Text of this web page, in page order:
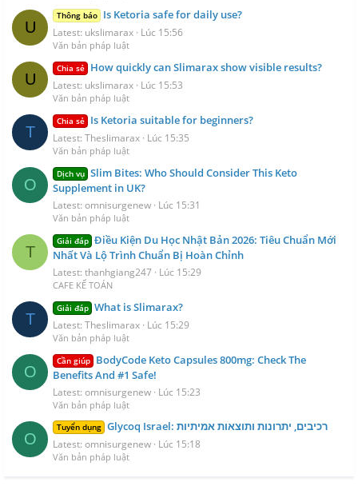
U
Thông báo Is Ketoria safe for daily use?
Latest: ukslimarax Lúc 15:56
Văn bản pháp luật
U
Chia sẻ How quickly can Slimarax show visible results?
Latest: ukslimarax Lúc 15:53
Văn bản pháp luật
T
Chia sẻ Is Ketoria suitable for beginners?
Latest: Theslimarax Lúc 15:35
Văn bản pháp luật
O
Dịch vụ Slim Bites: Who Should Consider This Keto
Supplement in UK?
Latest: omnisurgenew Lúc 15:31
Văn bản pháp luật
T
Giải đáp Điều Kiện Du Học Nhật Bản 2026: Tiêu Chuẩn Mới
Nhất Và Lộ Trình Chuẩn Bị Hoàn Chỉnh
Latest: thanhgiang247 Lúc 15:29
CAFE KẾ TOÁN
T
Giải đáp What is Slimarax?
Latest: Theslimarax Lúc 15:29
Văn bản pháp luật
O
Cần giúp BodyCode Keto Capsules 800mg: Check The
Benefits And #1 Safe!
Latest: omnisurgenew Lúc 15:23
Văn bản pháp luật
O
Tuyển dụng Glycoq Israel: רכיבים, יתרונות ותוצאות אמיתיות
Latest: omnisurgenew Lúc 15:18
Văn bản pháp luật